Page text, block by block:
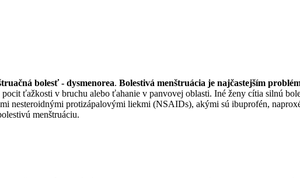
bolesť - dysmenorea. Bolestivá menštruácia je najčastejším
ťažkosti v bruchu alebo ťahanie v panvovej oblasti. Iné ženy cítia silnú
nesteroidnými protizápalovými liekmi (NSAIDs), akými sú ibuprofén,
menštruáciu.